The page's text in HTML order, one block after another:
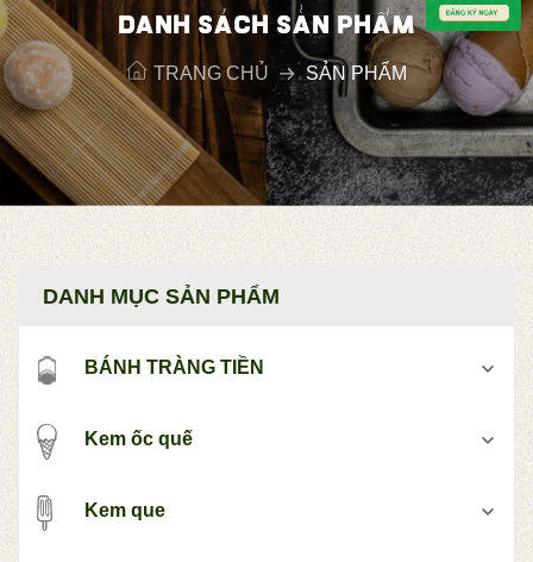
DANH SÁCH SẢN PHẨM
TRANG CHỦ SẢN PHẨM
DANH MỤC SẢN PHẨM
BÁNH TRÀNG TIỀN
Kem ốc quế
Kem que